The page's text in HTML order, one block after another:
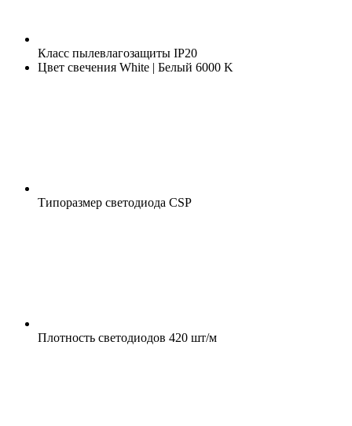
Класс пылевлагозащиты IP20
Цвет свечения White | Белый 6000 K
Типоразмер светодиода CSP
Плотность светодиодов 420 шт/м